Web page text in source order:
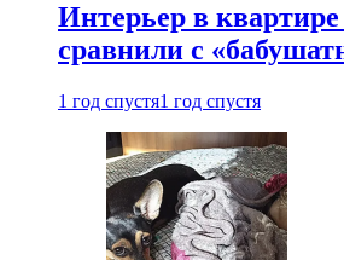
Интерьер в
сравнили с
1 год спустя1 год спустя